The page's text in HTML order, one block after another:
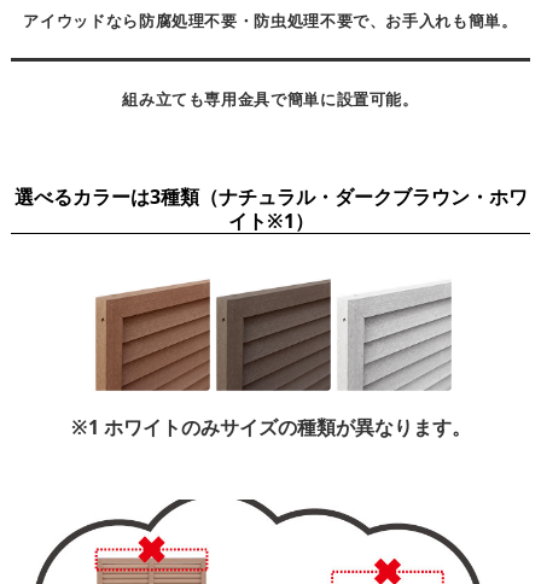
アイウッドなら防腐処理不要・防虫処理不要で、お手入れも簡単。
組み立ても専用金具で簡単に設置可能。
選べるカラーは3種類（ナチュラル・ダークブラウン・ホワ
イト※1）
※1 ホワイトのみサイズの種類が異なります。